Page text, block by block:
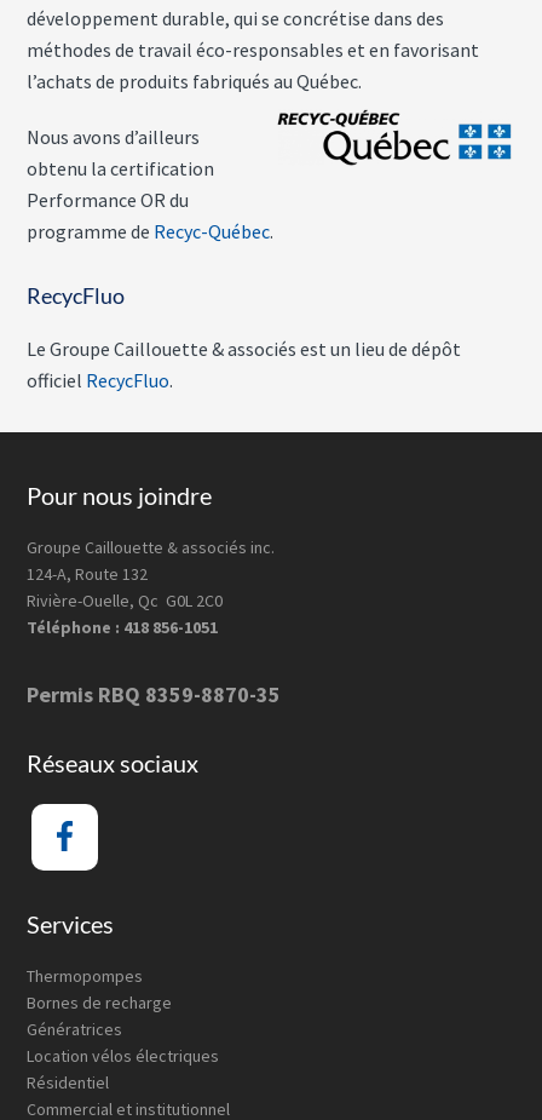
développement durable, qui se concrétise dans des
méthodes de travail éco-responsables et en favorisant
l’achats de produits fabriqués au Québec.
Nous avons d’ailleurs
obtenu la certification
Performance OR du
programme de Recyc-Québec.
RecycFluo
Le Groupe Caillouette & associés est un lieu de dépôt
officiel RecycFluo.
Footer
Pour nous joindre
Groupe Caillouette & associés inc.
124-A, Route 132
Rivière-Ouelle, Qc G0L 2C0
Téléphone : 418 856-1051
Permis RBQ 8359-8870-35
Réseaux sociaux
Services
Thermopompes
Bornes de recharge
Génératrices
Location vélos électriques
Résidentiel
Commercial et institutionnel